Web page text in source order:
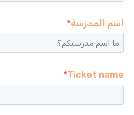
اسم المدرسة*
Ticket name
*